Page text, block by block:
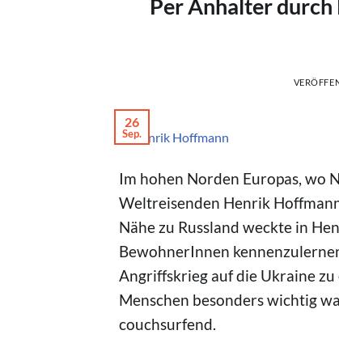
Per Anhalter
© Henrik Hoffmann
26
Sep.
Im hohen Norden Europas, wo
Weltreisenden Henrik
Nähe zu Russland weckte in
BewohnerInnen
Angriffskrieg auf die Ukraine
Menschen besonders wichtig
couchsurfend.